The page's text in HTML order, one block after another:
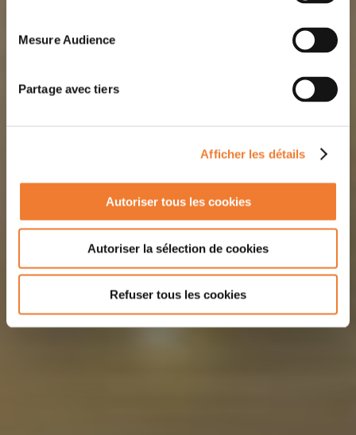
Mesure Audience
Partage avec tiers
Afficher les détails
Autoriser tous les cookies
Autoriser la sélection de cookies
Refuser tous les cookies